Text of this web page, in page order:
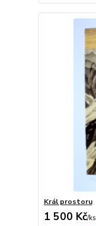
Král prostoru
1 500 Kč/ks